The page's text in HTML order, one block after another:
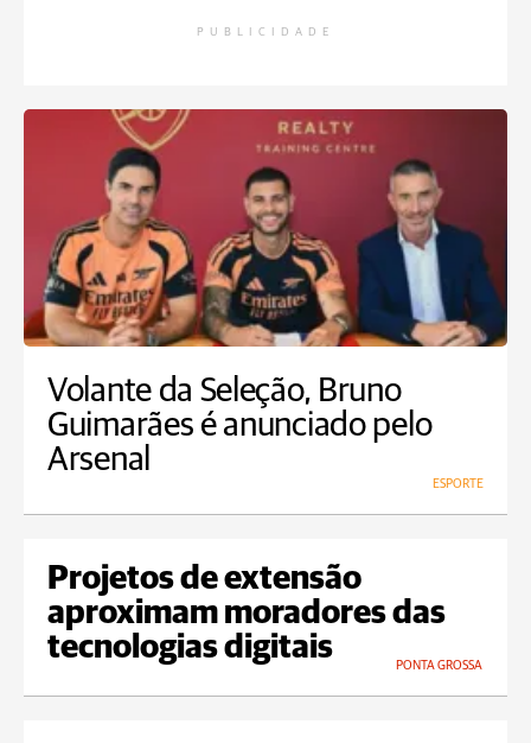
PUBLICIDADE
Volante da Seleção, Bruno
Guimarães é anunciado pelo
Arsenal
ESPORTE
Projetos de extensão
aproximam moradores das
tecnologias digitais
PONTA GROSSA